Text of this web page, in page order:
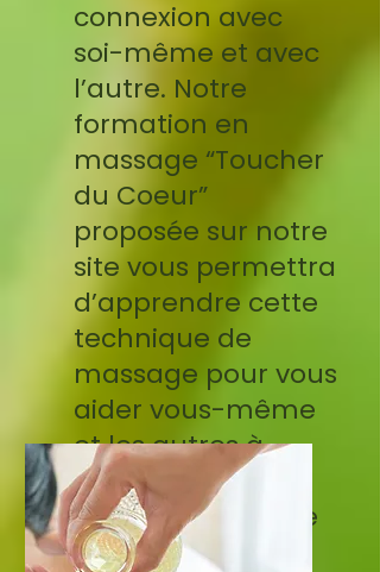
connexion avec
soi-même et avec
l’autre. Notre
formation en
massage “Toucher
du Coeur”
proposée sur notre
site vous permettra
d’apprendre cette
technique de
massage pour vous
aider vous-même
et les autres à
retrouver un état
de bien-être et de
sérénité.